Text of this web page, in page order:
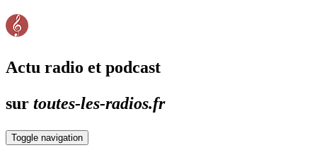
Actu radio et podcast
sur toutes-les-radios.fr
Toggle navigation